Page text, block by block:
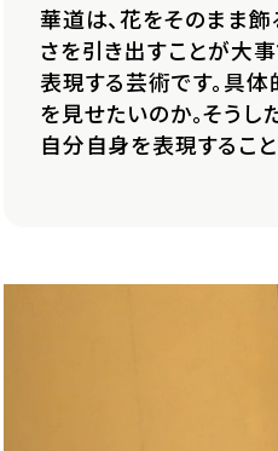
華道は、花をそのまま
さを引き出すことが大
表現する芸術です。具
を見せたいのか。そうし
自分自身を表現すること